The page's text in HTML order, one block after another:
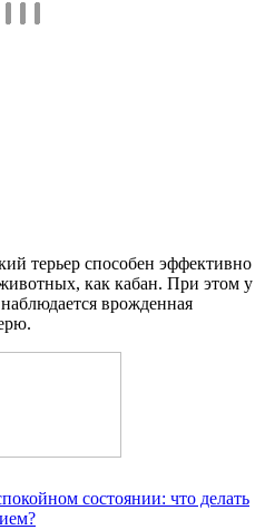
терьер способен эффективно
как кабан. При этом у
врожденная
состоянии: что делать